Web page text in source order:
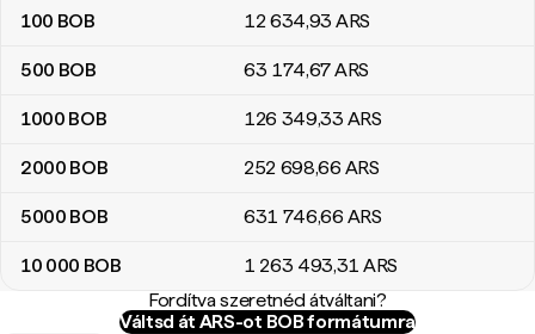
100 BOB 12 634,93 ARS
500 BOB 63 174,67ARS
1000 BOB 126 349,33 ARS
2000 BOB 252 698,66 ARS
5000 BOB 631 746,66 ARS
10 000 BOB 1 263 493,31 ARS
Fordítva szeretnéd átváltani?
Váltsd át ARS-ot BOB formátumra